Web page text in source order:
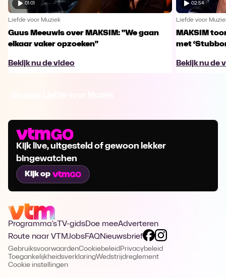
01:01
Liefde voor Muziek
Guus Meeuwis over MAKSIM: "We gaan
elkaar vaker opzoeken"
Bekijk nu de video
02:54
Liefde voor
MAKSIM
met
Bekijk nu de
Kijk live, uitgesteld of gewoon lekker
bingewatchen
Kijk op
Programma's TV-gidsDoe meeAdverteren
Route naar VTMJobsFAQNieuwsbrief
GebruiksvoorwaardenCookiebeleid Privacybeleid
ToegankelijkheidsverklaringWedstrijdreglement
Cookie instellingen